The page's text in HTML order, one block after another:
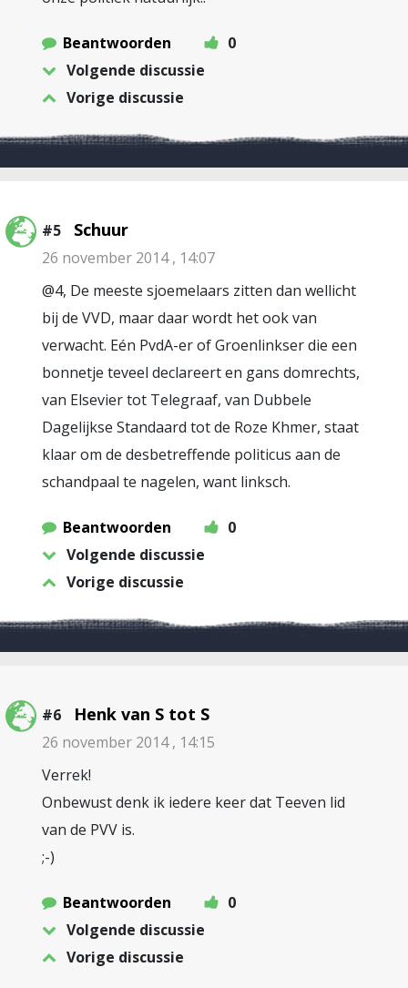
Beantwoorden
0
Volgende discussie
Vorige discussie
#5 Schuur
26 november 2014 , 14:07
@4, De meeste sjoemelaars zitten dan wellicht
bij de VVD, maar daar wordt het ook van
verwacht. Eén PvdA-er of Groenlinkser die een
bonnetje teveel declareert en gans domrechts,
van Elsevier tot Telegraaf, van Dubbele
Dagelijkse Standaard tot de Roze Khmer, staat
klaar om de desbetreffende politicus aan de
schandpaal te nagelen, want linksch.
Beantwoorden
0
Volgende discussie
Vorige discussie
#6 Henk van S tot S
26 november 2014 , 14:15
Verrek!
Onbewust denk ik iedere keer dat Teeven lid
van de PVV is.
;-)
Beantwoorden
0
Volgende discussie
Vorige discussie